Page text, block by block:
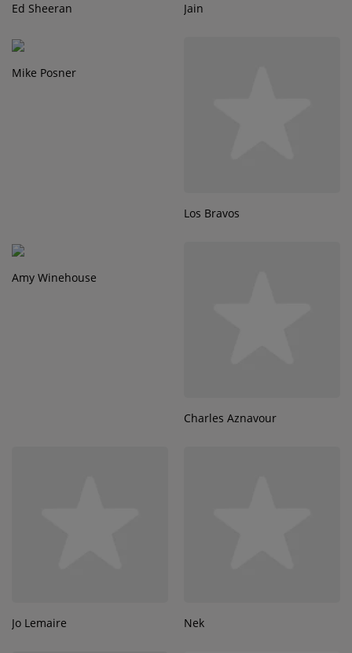
Ed Sheeran Jain
Mike Posner
Los Bravos
Amy Winehouse
Charles Aznavour
Jo Lemaire Nek